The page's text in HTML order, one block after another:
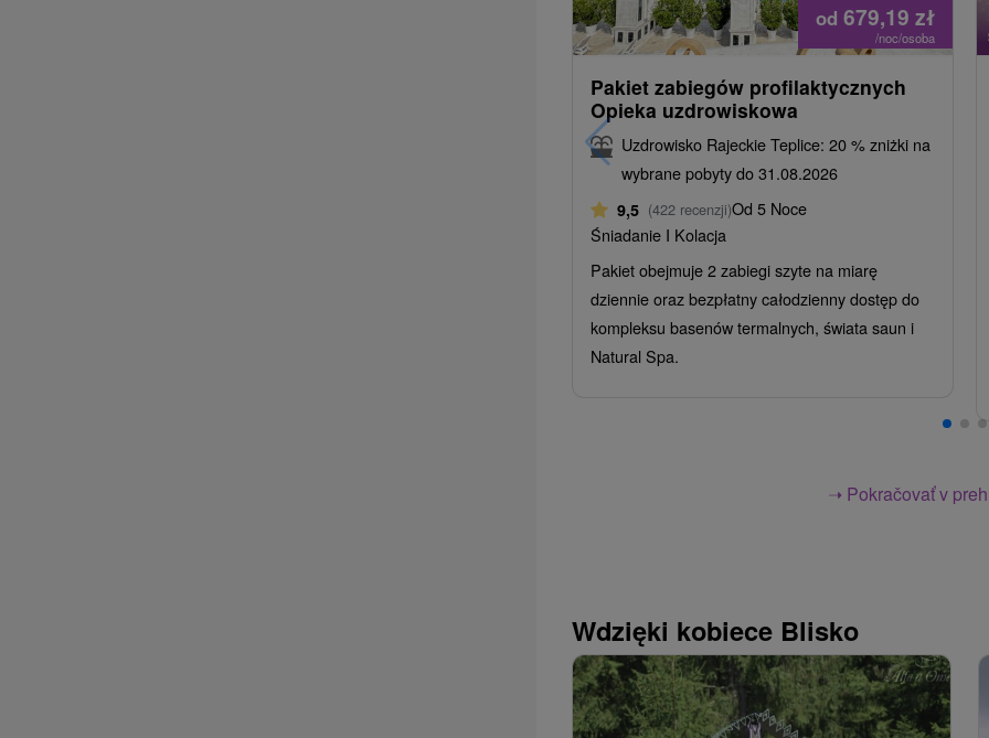
od 679,19 zł
/noc/osoba
Pakiet zabiegów profilaktycznych
Opieka uzdrowiskowa
Uzdrowisko Rajeckie Teplice: 20 % zniżki na
wybrane pobyty do 31.08.2026
9,5 (422 recenzji)Od 5 Noce
Śniadanie I Kolacja
Pakiet obejmuje 2 zabiegi szyte na miarę
dziennie oraz bezpłatny całodzienny dostęp do
kompleksu basenów termalnych, świata saun i
Natural Spa.
➝ Pokračovať v
Wdzięki kobiece Blisko